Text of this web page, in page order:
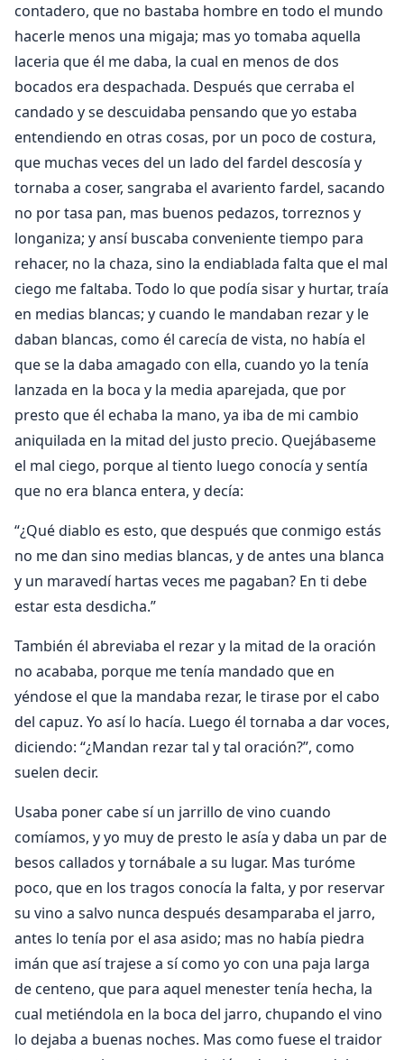
contadero, que no bastaba hombre en todo el mundo
hacerle menos una migaja; mas yo tomaba aquella
laceria que él me daba, la cual en menos de dos
bocados era despachada. Después que cerraba el
candado y se descuidaba pensando que yo estaba
entendiendo en otras cosas, por un poco de costura,
que muchas veces del un lado del fardel descosía y
tornaba a coser, sangraba el avariento fardel, sacando
no por tasa pan, mas buenos pedazos, torreznos y
longaniza; y ansí buscaba conveniente tiempo para
rehacer, no la chaza, sino la endiablada falta que el mal
ciego me faltaba. Todo lo que podía sisar y hurtar, traía
en medias blancas; y cuando le mandaban rezar y le
daban blancas, como él carecía de vista, no había el
que se la daba amagado con ella, cuando yo la tenía
lanzada en la boca y la media aparejada, que por
presto que él echaba la mano, ya iba de mi cambio
aniquilada en la mitad del justo precio. Quejábaseme
el mal ciego, porque al tiento luego conocía y sentía
que no era blanca entera, y decía:
“¿Qué diablo es esto, que después que conmigo estás
no me dan sino medias blancas, y de antes una blanca
y un maravedí hartas veces me pagaban? En ti debe
estar esta desdicha.”
También él abreviaba el rezar y la mitad de la oración
no acababa, porque me tenía mandado que en
yéndose el que la mandaba rezar, le tirase por el cabo
del capuz. Yo así lo hacía. Luego él tornaba a dar voces,
diciendo: “¿Mandan rezar tal y tal oración?”, como
suelen decir.
Usaba poner cabe sí un jarrillo de vino cuando
comíamos, y yo muy de presto le asía y daba un par de
besos callados y tornábale a su lugar. Mas turóme
poco, que en los tragos conocía la falta, y por reservar
su vino a salvo nunca después desamparaba el jarro,
antes lo tenía por el asa asido; mas no había piedra
imán que así trajese a sí como yo con una paja larga
de centeno, que para aquel menester tenía hecha, la
cual metiéndola en la boca del jarro, chupando el vino
lo dejaba a buenas noches. Mas como fuese el traidor